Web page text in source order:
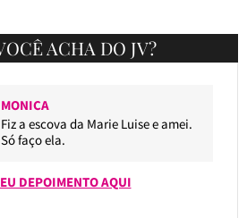
ACHA DO JV?
MONICA
Fiz a escova da Marie Luise e amei.
Só faço ela.
DEPOIMENTO AQUI